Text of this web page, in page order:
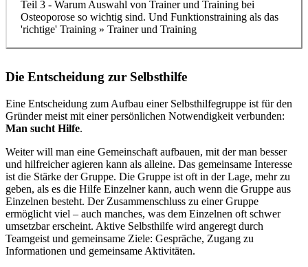
Teil 3 - Warum Auswahl von Trainer und Training bei
Osteoporose so wichtig sind. Und Funktionstraining als das
'richtige' Training » Trainer und Training
Die Entscheidung zur Selbsthilfe
Eine Entscheidung zum Aufbau einer Selbsthilfegruppe ist für den
Gründer meist mit einer persönlichen Notwendigkeit verbunden:
Man sucht Hilfe.
Weiter will man eine Gemeinschaft aufbauen, mit der man besser
und hilfreicher agieren kann als alleine. Das gemeinsame Interesse
ist die Stärke der Gruppe. Die Gruppe ist oft in der Lage, mehr zu
geben, als es die Hilfe Einzelner kann, auch wenn die Gruppe aus
Einzelnen besteht. Der Zusammenschluss zu einer Gruppe
ermöglicht viel – auch manches, was dem Einzelnen oft schwer
umsetzbar erscheint. Aktive Selbsthilfe wird angeregt durch
Teamgeist und gemeinsame Ziele: Gespräche, Zugang zu
Informationen und gemeinsame Aktivitäten.